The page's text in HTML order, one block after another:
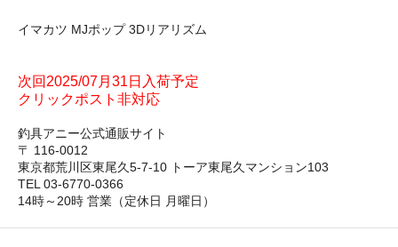
イマカツ MJポップ 3Dリアリズム
次回2025/07月31日入荷予定
クリックポスト非対応
釣具アニー公式通販サイト
〒 116-0012
東京都荒川区東尾久5-7-10 トーア東尾久マンション103
TEL 03-6770-0366
14時～20時 営業（定休日 月曜日）